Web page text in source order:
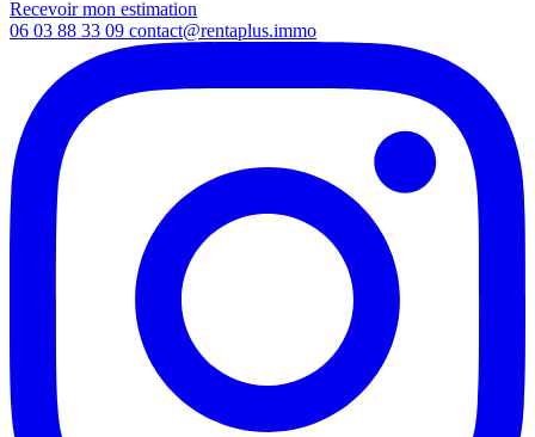
Recevoir mon estimation
06 03 88 33 09 contact@rentaplus.immo